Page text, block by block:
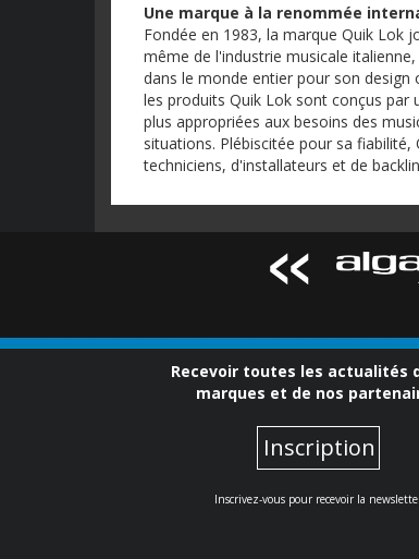
Une marque à la renommée
Fondée en 1983, la marque Quik
même de l'industrie musicale
dans le monde entier pour son
les produits Quik Lok sont conçus par
plus appropriées aux besoins des
situations. Plébiscitée pour sa
techniciens, d'installateurs et de
Recevoir toutes les actualités
marques et de nos
Inscription
Inscrivez-vous pour recevoir la